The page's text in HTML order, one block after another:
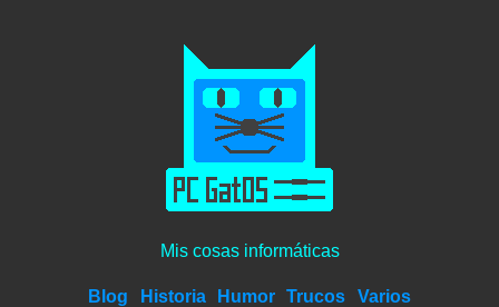
Mis cosas informáticas
Blog Historia Humor Trucos
Varios